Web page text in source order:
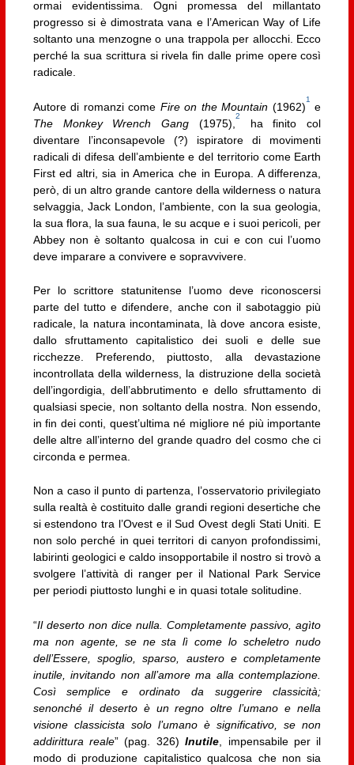
ormai evidentissima. Ogni promessa del millantato
progresso si è dimostrata vana e l’American Way of Life
soltanto una menzogne o una trappola per allocchi. Ecco
perché la sua scrittura si rivela fin dalle prime opere così
radicale.
Autore di romanzi come Fire on the Mountain (1962)
1
e
The Monkey Wrench Gang (1975),
2
ha finito col
diventare l’inconsapevole (?) ispiratore di movimenti
radicali di difesa dell’ambiente e del territorio come Earth
First ed altri, sia in America che in Europa. A differenza,
però, di un altro grande cantore della wilderness o natura
selvaggia, Jack London, l’ambiente, con la sua geologia,
la sua flora, la sua fauna, le su acque e i suoi pericoli, per
Abbey non è soltanto qualcosa in cui e con cui l’uomo
deve imparare a convivere e sopravvivere.
Per lo scrittore statunitense l’uomo deve riconoscersi
parte del tutto e difendere, anche con il sabotaggio più
radicale, la natura incontaminata, là dove ancora esiste,
dallo sfruttamento capitalistico dei suoli e delle sue
ricchezze. Preferendo, piuttosto, alla devastazione
incontrollata della wilderness, la distruzione della società
dell’ingordigia, dell’abbrutimento e dello sfruttamento di
qualsiasi specie, non soltanto della nostra. Non essendo,
in fin dei conti, quest’ultima né migliore né più importante
delle altre all’interno del grande quadro del cosmo che ci
circonda e permea.
Non a caso il punto di partenza, l’osservatorio privilegiato
sulla realtà è costituito dalle grandi regioni desertiche che
si estendono tra l’Ovest e il Sud Ovest degli Stati Uniti. E
non solo perché in quei territori di canyon profondissimi,
labirinti geologici e caldo insopportabile il nostro si trovò a
svolgere l’attività di ranger per il National Park Service
per periodi piuttosto lunghi e in quasi totale solitudine.
“Il deserto non dice nulla. Completamente passivo, agìto
ma non agente, se ne sta lì come lo scheletro nudo
dell’Essere, spoglio, sparso, austero e completamente
inutile, invitando non all’amore ma alla contemplazione.
Così semplice e ordinato da suggerire classicità;
senonché il deserto è un regno oltre l’umano e nella
visione classicista solo l’umano è significativo, se non
addirittura reale” (pag. 326)Inutile , impensabile per il
modo di produzione capitalistico qualcosa che non sia